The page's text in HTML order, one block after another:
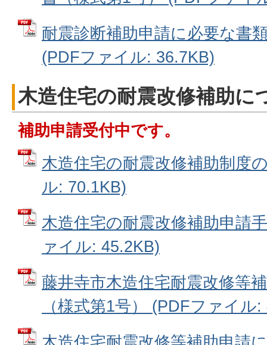
耐震診断補助申請に必要な書
(PDFファイル: 36.7KB)
木造住宅の耐震改修補助に
補助申請受付中です。
木造住宅の耐震改修補助制度
ル: 70.1KB)
木造住宅の耐震改修補助申請
ァイル: 45.2KB)
藤井寺市木造住宅耐震改修等
（様式第1号） (PDFファイル